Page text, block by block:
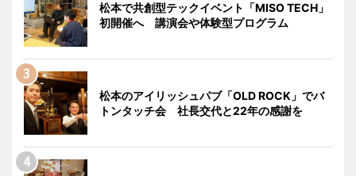
松本で共創型テックイベント「MISO TECH」
初開催へ 講演会や体験型プログラム
松本のアイリッシュパブ「OLD ROCK」でバ
トンタッチ会 社長交代と22年の感謝を